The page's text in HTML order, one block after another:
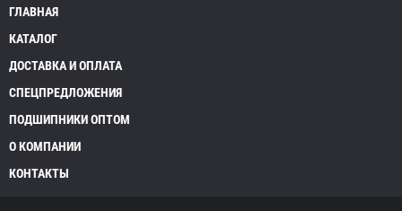
ГЛАВНАЯ
КАТАЛОГ
ДОСТАВКА И ОПЛАТА
СПЕЦПРЕДЛОЖЕНИЯ
ПОДШИПНИКИ ОПТОМ
О КОМПАНИИ
КОНТАКТЫ